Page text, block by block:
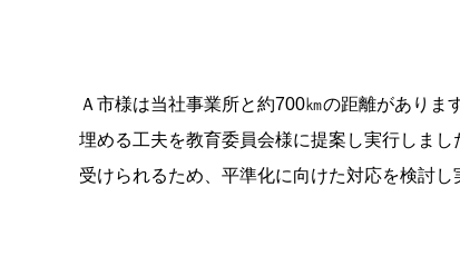
Ａ市様は当社事業所と約700㎞の距離があり
埋める工夫を教育委員会様に提案し実行しま
受けられるため、平準化に向けた対応を検討し